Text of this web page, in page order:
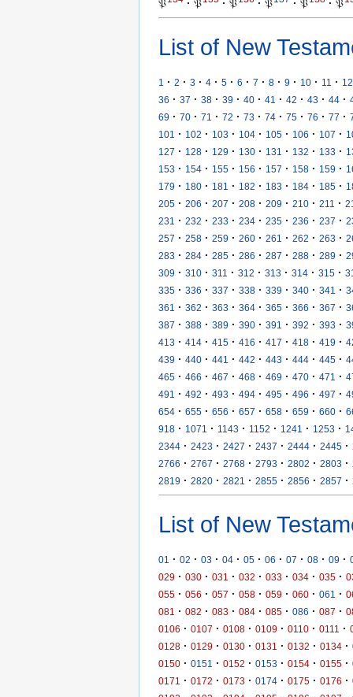
𝔓 · 𝔓 · 𝔓 · 𝔓 · 𝔓 · 𝔓
List of New
1 · 2 · 3 · 4 · 5 · 6 · 7 · 8 · 9 · 10 · 11 · 12
36 · 37 · 38 · 39 · 40 · 41 · 42 · 43 · 44 ·
69 · 70 · 71 · 72 · 73 · 74 · 75 · 76 · 77 ·
101
· 102 · 103 · 104 · 105 · 106 · 107 ·
127 · 128 · 129 · 130 · 131 · 132 · 133 ·
153 · 154 · 155 · 156 · 157 · 158 · 159 ·
179 · 180 · 181 · 182 · 183 · 184 · 185 ·
205 · 206 · 207 · 208 · 209 · 210 · 211 ·
231
· 232 · 233 · 234 · 235 · 236 · 237 ·
257 · 258 · 259 · 260 · 261 · 262 · 263 ·
283 · 284 · 285 · 286 · 287 · 288 · 289 ·
309 · 310 · 311 · 312 · 313 · 314 · 315 ·
335 · 336 · 337 · 338 · 339 · 340 · 341 ·
361
· 362 · 363 · 364 · 365 · 366 · 367 ·
387 · 388 · 389 · 390 · 391 · 392 · 393 ·
413 · 414 · 415 · 416 · 417 · 418 · 419 ·
439 · 440 · 441 · 442 · 443 · 444 · 445 ·
465 · 466 · 467 · 468 · 469 · 470 · 471 ·
491
· 492 · 493 · 494 · 495 · 496 · 497 ·
654 · 655 · 656 · 657 · 658 · 659 · 660 ·
918 · 1071 · 1143 · 1152 · 1241 · 1253 ·
2344 · 2423 · 2427 · 2437 · 2444 · 2445 ·
2766 · 2767 · 2768 · 2793 · 2802 · 2803 ·
2819 · 2820 · 2821 · 2855 · 2856 · 2857 ·
List of New
01 · 02 · 03 · 04 · 05 · 06 · 07 · 08 · 09 ·
029 · 030 · 031 · 032 · 033 · 034 · 035 ·
055 · 056 · 057 · 058 · 059 · 060 · 061 ·
081
· 082 · 083 · 084 · 085 · 086 · 087 ·
0106 · 0107 · 0108 · 0109 · 0110 · 0111 ·
0128 · 0129 · 0130 · 0131 · 0132 · 0134 ·
0150 · 0151 · 0152 · 0153 · 0154 · 0155 ·
0171
· 0172 · 0173 · 0174 · 0175 · 0176 ·